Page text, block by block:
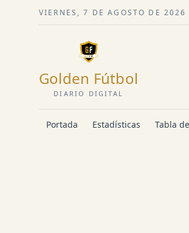
VIERNES, 7 DE AGOSTO DE 2026
Golden Fútbol
DIARIO DIGITAL
Portada Estadísticas Tabla